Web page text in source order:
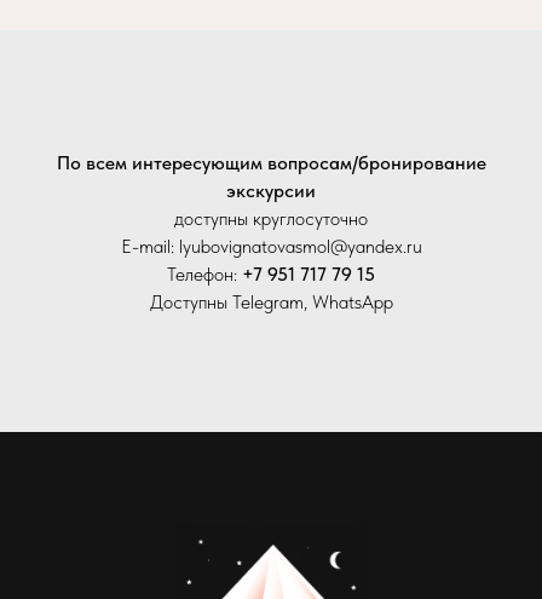
По всем интересующим вопросам/бронирование
экскурсии
доступны круглосуточно
E-mail: lyubovignatovasmol@yandex.ru
Телефон: +7 951 717 79 15
Доступны Telegram, WhatsApp